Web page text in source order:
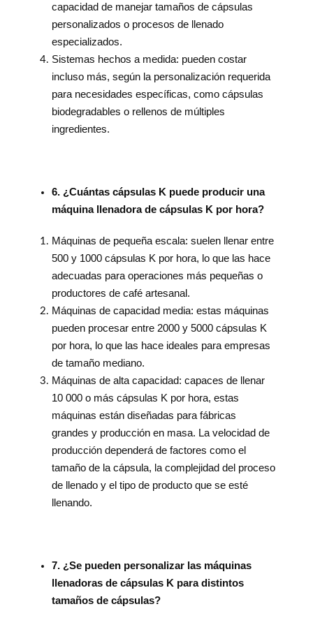
capacidad de manejar tamaños de cápsulas
personalizados o procesos de llenado
especializados.
Sistemas hechos a medida: pueden costar
incluso más, según la personalización requerida
para necesidades específicas, como cápsulas
biodegradables o rellenos de múltiples
ingredientes.
6. ¿Cuántas cápsulas K puede producir una
máquina llenadora de cápsulas K por hora?
Máquinas de pequeña escala: suelen llenar entre
500 y 1000 cápsulas K por hora, lo que las hace
adecuadas para operaciones más pequeñas o
productores de café artesanal.
Máquinas de capacidad media: estas máquinas
pueden procesar entre 2000 y 5000 cápsulas K
por hora, lo que las hace ideales para empresas
de tamaño mediano.
Máquinas de alta capacidad: capaces de llenar
10 000 o más cápsulas K por hora, estas
máquinas están diseñadas para fábricas
grandes y producción en masa. La velocidad de
producción dependerá de factores como el
tamaño de la cápsula, la complejidad del proceso
de llenado y el tipo de producto que se esté
llenando.
7. ¿Se pueden personalizar las máquinas
llenadoras de cápsulas K para distintos
tamaños de cápsulas?